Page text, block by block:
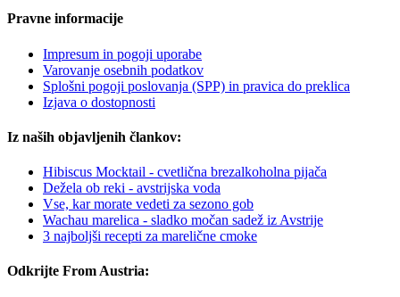
Pravne informacije
Impresum in pogoji uporabe
Varovanje osebnih podatkov
Splošni pogoji poslovanja (SPP) in pravica do preklica
Izjava o dostopnosti
Iz naših objavljenih člankov:
Hibiscus Mocktail - cvetlična brezalkoholna pijača
Dežela ob reki - avstrijska voda
Vse, kar morate vedeti za sezono gob
Wachau marelica - sladko močan sadež iz Avstrije
3 najboljši recepti za marelične cmoke
Odkrijte From Austria: